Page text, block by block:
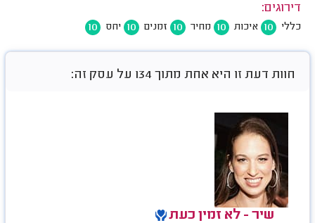
דירוגים:
כללי 10 איכות 10 מחיר 10 זמנים 10 יחס 10
חוות דעת זו היא אחת מתוך 134 על עסק זה:
שיר - לא זמין כעת